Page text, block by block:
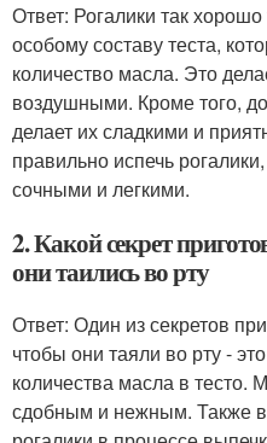
Ответ: Рогалики так
особому составу теста,
количество масла. Это
воздушными. Кроме того,
делает их сладкими и
правильно испечь
сочными и легкими.
2. Какой секрет
они таились во рту
Ответ: Один из секретов
чтобы они таяли во рту -
количества масла в тесто.
сдобным и нежным. Также